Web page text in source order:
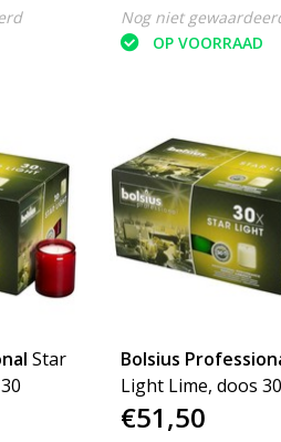
Nog niet
OP VOORRAAD
Star
Bolsius
Light Lime, doos 30
€51,50